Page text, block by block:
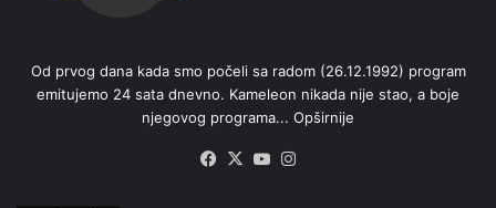
Od prvog dana kada smo počeli sa radom (26.12.1992) program
emitujemo 24 sata dnevno. Kameleon nikada nije stao, a boje
njegovog programa... Opširnije
Facebook
X YouTube